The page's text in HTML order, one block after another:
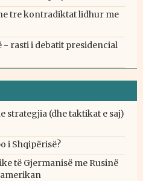
tre kontradiktat lidhur me
rasti i debatit presidencial
strategjia (dhe taktikat e saj)
i Shqipërisë?
të Gjermanisë me Rusinë